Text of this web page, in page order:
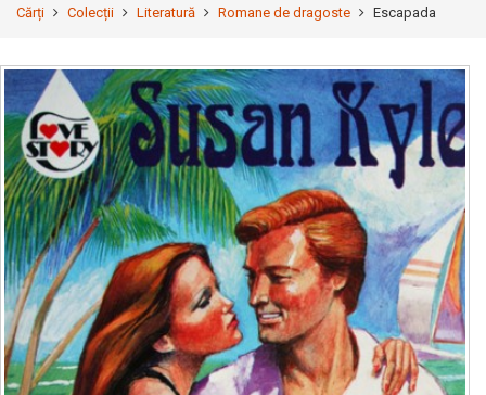
Cărți Colecții Literatură Romane de dragoste Escapada